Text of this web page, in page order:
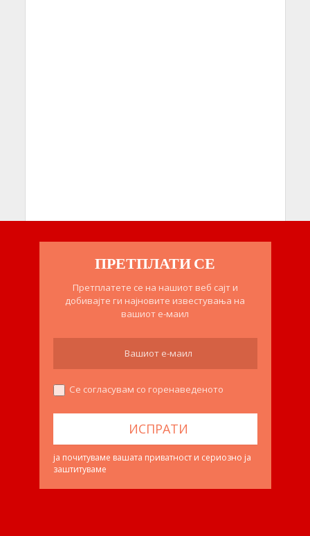
ПРЕТПЛАТИ СЕ
Претплатете се на нашиот веб сајт и
добивајте ги најновите известувања на
вашиот е-маил
Се согласувам со горенаведеното
ја почитуваме вашата приватност и сериозно ја
заштитуваме